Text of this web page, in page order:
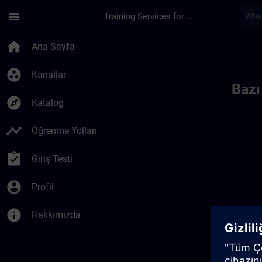
menu Training Services for Digital Industries
home Ana Sayfa
group_work Kanallar
explore Katalog
timeline Öğrenme Yolları
assignment_turned_in Giriş Testi
account_circle Profil
info Hakkımızda